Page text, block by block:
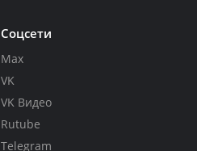
Соцсети
Max
VK
VK Видео
Rutube
Telegram